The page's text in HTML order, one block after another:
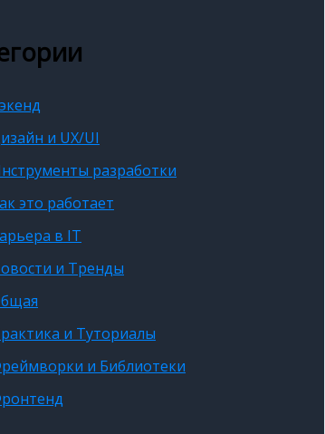
и UX/UI
разработки
это работает
в IT
и Тренды
и Туториалы
и Библиотеки